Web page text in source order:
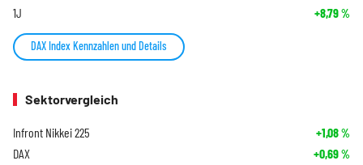
1J +8,79%
DAX Index Kennzahlen und Details
Sektorvergleich
Infront Nikkei 225 +1,08%
DAX +0,69%